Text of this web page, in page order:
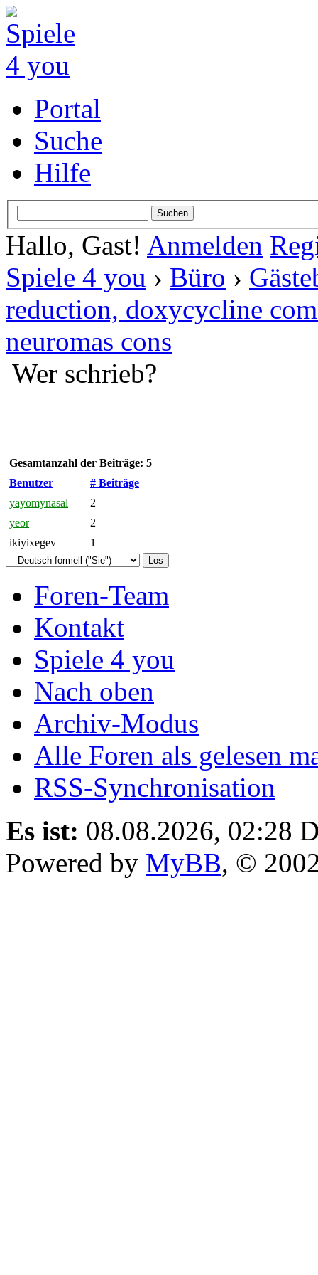
Portal
Suche
Hilfe
Hallo, Gast! Anmelden
Spiele 4 you › Büro ›
reduction, doxycycline
neuromas cons
Wer schrieb?
Gesamtanzahl der Beiträge: 5
Benutzer
# Beiträge
yayomynasal
2
yeor
2
ikiyixegev
1
Foren-Team
Kontakt
Spiele 4 you
Nach oben
Archiv-Modus
Alle Foren als gelesen
RSS-Synchronisation
Es ist: 08.08.2026, 02:28
Powered by MyBB, ©